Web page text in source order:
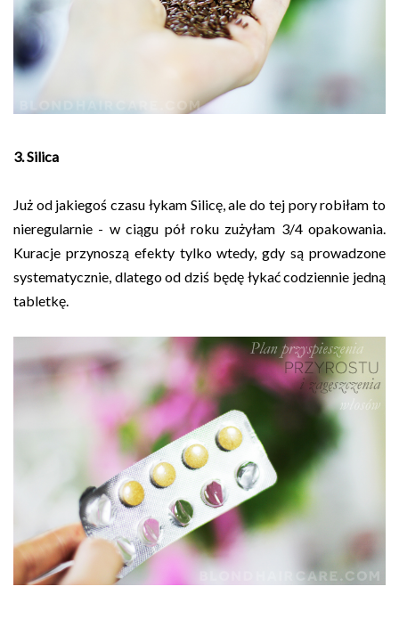
3. Silica
Już od jakiegoś czasu łykam Silicę, ale do tej pory robiłam to
nieregularnie - w ciągu pół roku zużyłam 3/4 opakowania.
Kuracje przynoszą efekty tylko wtedy, gdy są prowadzone
systematycznie, dlatego od dziś będę łykać codziennie jedną
tabletkę.